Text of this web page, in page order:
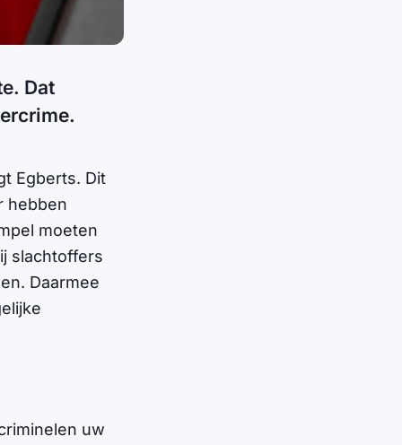
Dat
Egberts. Dit
hebben
moeten
slachtoffers
Daarmee
uw